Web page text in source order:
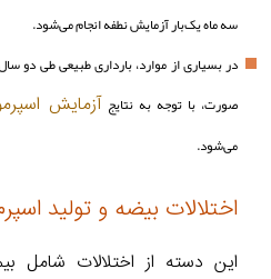
سه ماه یک‌بار آزمایش نطفه انجام می‌شود.
در بسیاری از موارد، بارداری طبیعی طی
صورت، با توجه به نتایج آزمایش
می‌شود.
اختلالات بیضه و تولید
این دسته از اختلالات شامل